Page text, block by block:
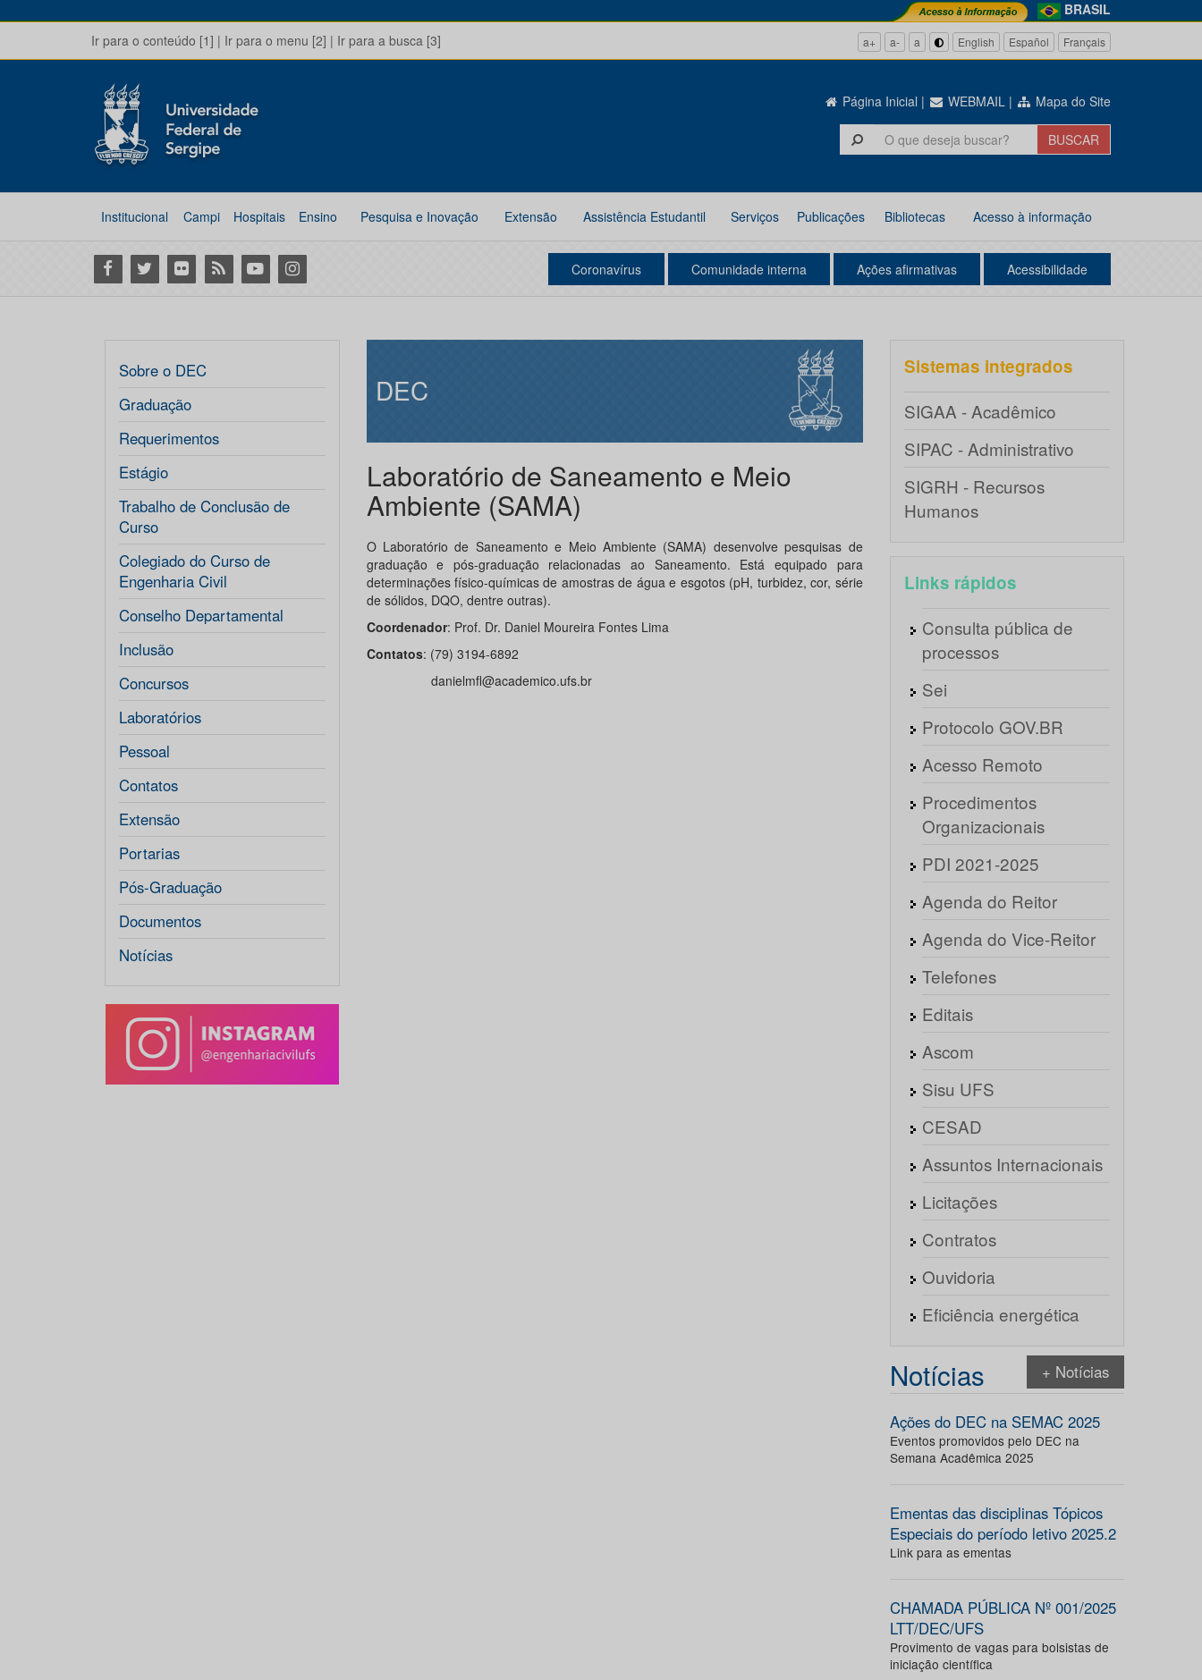
BRASIL
Ir para o conteúdo [1] | Ir para o menu [2] | Ir para a busca [3] a+ a- a English Español Français
Página Inicial | WEBMAIL | Mapa do Site
Institucional Campi Hospitais Ensino Pesquisa e Inovação Extensão Assistência Estudantil Serviços Publicações Bibliotecas Acesso à informação
Facebook
Twitter Flickr RSS YoutubeInstagram Coronavírus Comunidade interna Ações afirmativas Acessibilidade
Sobre o DEC
Graduação
Requerimentos
Estágio
Trabalho de Conclusão de
Curso
Colegiado do Curso de
Engenharia Civil
Conselho Departamental
Inclusão
Concursos
Laboratórios
Pessoal
Contatos
Extensão
Portarias
Pós-Graduação
Documentos
Notícias
DEC
Laboratório de Saneamento e Meio
Ambiente (SAMA)
O Laboratório de Saneamento e Meio Ambiente (SAMA) desenvolve pesquisas de
graduação e pós-graduação relacionadas ao Saneamento. Está equipado para
determinações físico-químicas de amostras de água e esgotos (pH, turbidez, cor, série
de sólidos, DQO, dentre outras).
Coordenador: Prof. Dr. Daniel Moureira Fontes Lima
Contatos: (79) 3194-6892
danielmfl@academico.ufs.br
Sistemas integrados
SIGAA - Acadêmico
SIPAC - Administrativo
SIGRH - Recursos
Humanos
Links rápidos
Consulta pública de
processos
Sei
Protocolo GOV.BR
Acesso Remoto
Procedimentos
Organizacionais
PDI 2021-2025
Agenda do Reitor
Agenda do Vice-Reitor
Telefones
Editais
Ascom
Sisu UFS
CESAD
Assuntos Internacionais
Licitações
Contratos
Ouvidoria
Eficiência energética
Notícias + Notícias
Ações do DEC na SEMAC 2025
Eventos promovidos pelo DEC na
Semana Acadêmica 2025
Ementas das disciplinas Tópicos
Especiais do período letivo 2025.2
Link para as ementas
CHAMADA PÚBLICA Nº 001/2025
LTT/DEC/UFS
Provimento de vagas para bolsistas de
iniciação científica